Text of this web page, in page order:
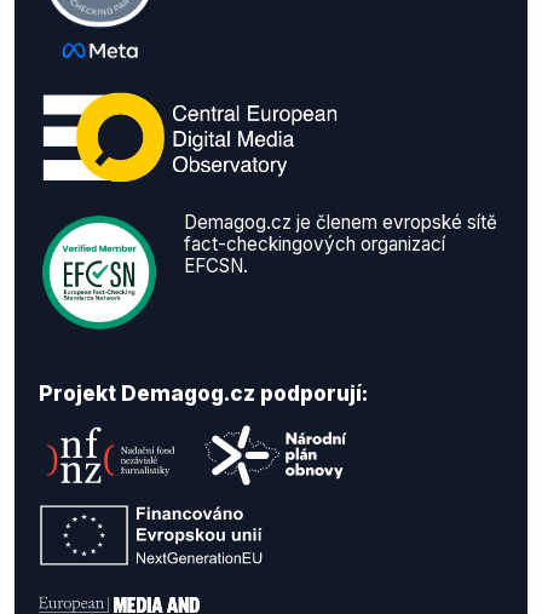
Demagog.cz je členem evropské sítě
fact-checkingových organizací
EFCSN.
Projekt Demagog.cz podporují: